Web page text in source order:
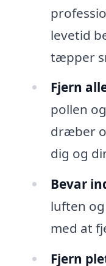
levetid
tæpper
Fjern
pollen
dræber
dig og
Bevar
luften
med at
Fjern